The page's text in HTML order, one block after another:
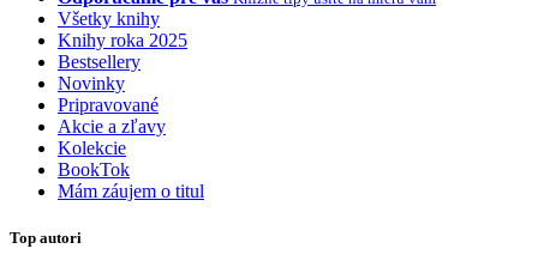
Všetky knihy
Knihy roka 2025
Bestsellery
Novinky
Pripravované
Akcie a zľavy
Kolekcie
BookTok
Mám záujem o titul
Top autori